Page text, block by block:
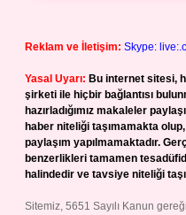
Reklam ve İletişim: Skype:
Yasal Uyarı: Bu internet sitesi,
şirketi ile hiçbir bağlantısı
hazırladığımız makaleler
haber niteliği taşımamakta
paylaşım yapılmamaktadır.
benzerlikleri tamamen
halindedir ve tavsiye niteliği
Sitemiz, 5651 Sayılı Kanun